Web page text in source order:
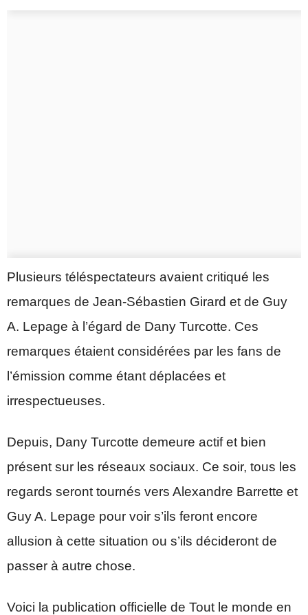
Plusieurs téléspectateurs avaient critiqué les
remarques de Jean-Sébastien Girard et de Guy
A. Lepage à l’égard de Dany Turcotte. Ces
remarques étaient considérées par les fans de
l’émission comme étant déplacées et
irrespectueuses.
Depuis, Dany Turcotte demeure actif et bien
présent sur les réseaux sociaux. Ce soir, tous les
regards seront tournés vers Alexandre Barrette et
Guy A. Lepage pour voir s’ils feront encore
allusion à cette situation ou s’ils décideront de
passer à autre chose.
Voici la publication officielle de Tout le monde en